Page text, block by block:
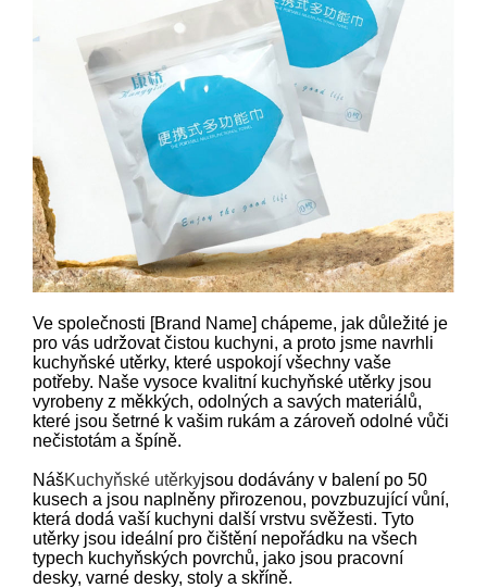
Ve společnosti [Brand Name] chápeme, jak důležité je
pro vás udržovat čistou kuchyni, a proto jsme navrhli
kuchyňské utěrky, které uspokojí všechny vaše
potřeby. Naše vysoce kvalitní kuchyňské utěrky jsou
vyrobeny z měkkých, odolných a savých materiálů,
které jsou šetrné k vašim rukám a zároveň odolné vůči
nečistotám a špíně.
NášKuchyňské utěrkyjsou dodávány v balení po 50
kusech a jsou naplněny přirozenou, povzbuzující vůní,
která dodá vaší kuchyni další vrstvu svěžesti. Tyto
utěrky jsou ideální pro čištění nepořádku na všech
typech kuchyňských povrchů, jako jsou pracovní
desky, varné desky, stoly a skříně.